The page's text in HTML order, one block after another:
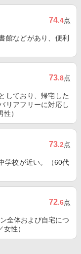
74.4点
館などがあり、便利
73.8点
しており、帰宅した
リアフリーに対応し
）
73.2点
学校が近い。（60代
72.6点
全体および自宅につ
性）